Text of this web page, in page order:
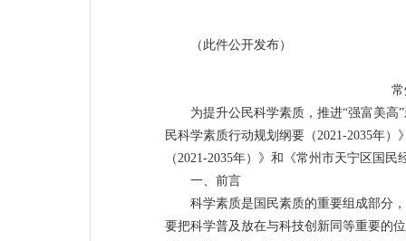
（此件公开发布）
为提升公民科学素质，推进“强富美
民科学素质行动规划纲要（2021-2035年
（2021-2035年）》和《常州市天宁区国
一、前言
科学素质是国民素质的重要组成部分
要把科学普及放在与科技创新同等重要的